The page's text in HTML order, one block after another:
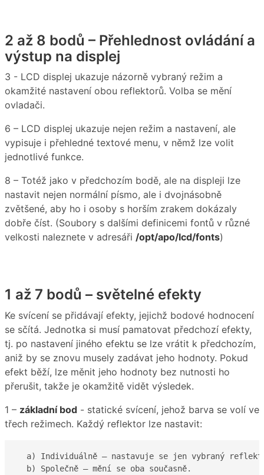
2 až 8 bodů – Přehlednost ovládání a
výstup na displej
3 - LCD displej ukazuje názorně vybraný režim a
okamžité nastavení obou reflektorů. Volba se mění
ovladači.
6 – LCD displej ukazuje nejen režim a nastavení, ale
vypisuje i přehledné textové menu, v němž lze volit
jednotlivé funkce.
8 – Totéž jako v předchozím bodě, ale na displeji lze
nastavit nejen normální písmo, ale i dvojnásobně
zvětšené, aby ho i osoby s horším zrakem dokázaly
dobře číst. (Soubory s dalšími definicemi fontů v různé
velkosti naleznete v adresáři /opt/apo/lcd/fonts)
1 až 7 bodů – světelné efekty
Ke svícení se přidávají efekty, jejichž bodové hodnocení
se sčítá. Jednotka si musí pamatovat předchozí efekty,
tj. po nastavení jiného efektu se lze vrátit k předchozím,
aniž by se znovu musely zadávat jeho hodnoty. Pokud
efekt běží, lze měnit jeho hodnoty bez nutnosti ho
přerušit, takže je okamžitě vidět výsledek.
1 – základní bod - statické svícení, jehož barva se volí ve
třech režimech. Každý reflektor lze nastavit:
a) Individuálně – nastavuje se jen vybraný
  b) Společně – mění se oba současně.